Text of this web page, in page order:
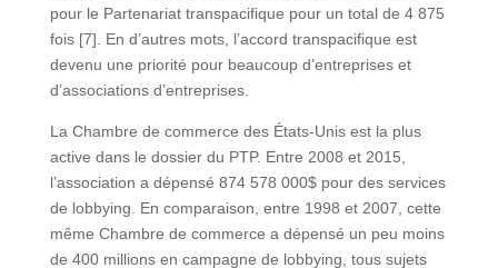
pour le Partenariat transpacifique pour un total de 4 875
fois [7]. En d’autres mots, l’accord transpacifique est
devenu une priorité pour beaucoup d’entreprises et
d’associations d’entreprises.
La Chambre de commerce des États-Unis est la plus
active dans le dossier du PTP. Entre 2008 et 2015,
l’association a dépensé 874 578 000$ pour des services
de lobbying. En comparaison, entre 1998 et 2007, cette
même Chambre de commerce a dépensé un peu moins
de 400 millions en campagne de lobbying, tous sujets